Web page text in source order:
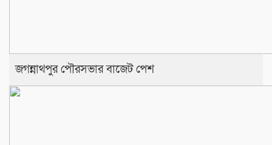
জগন্নাথপুর পৌরসভার বাজেট পেশ